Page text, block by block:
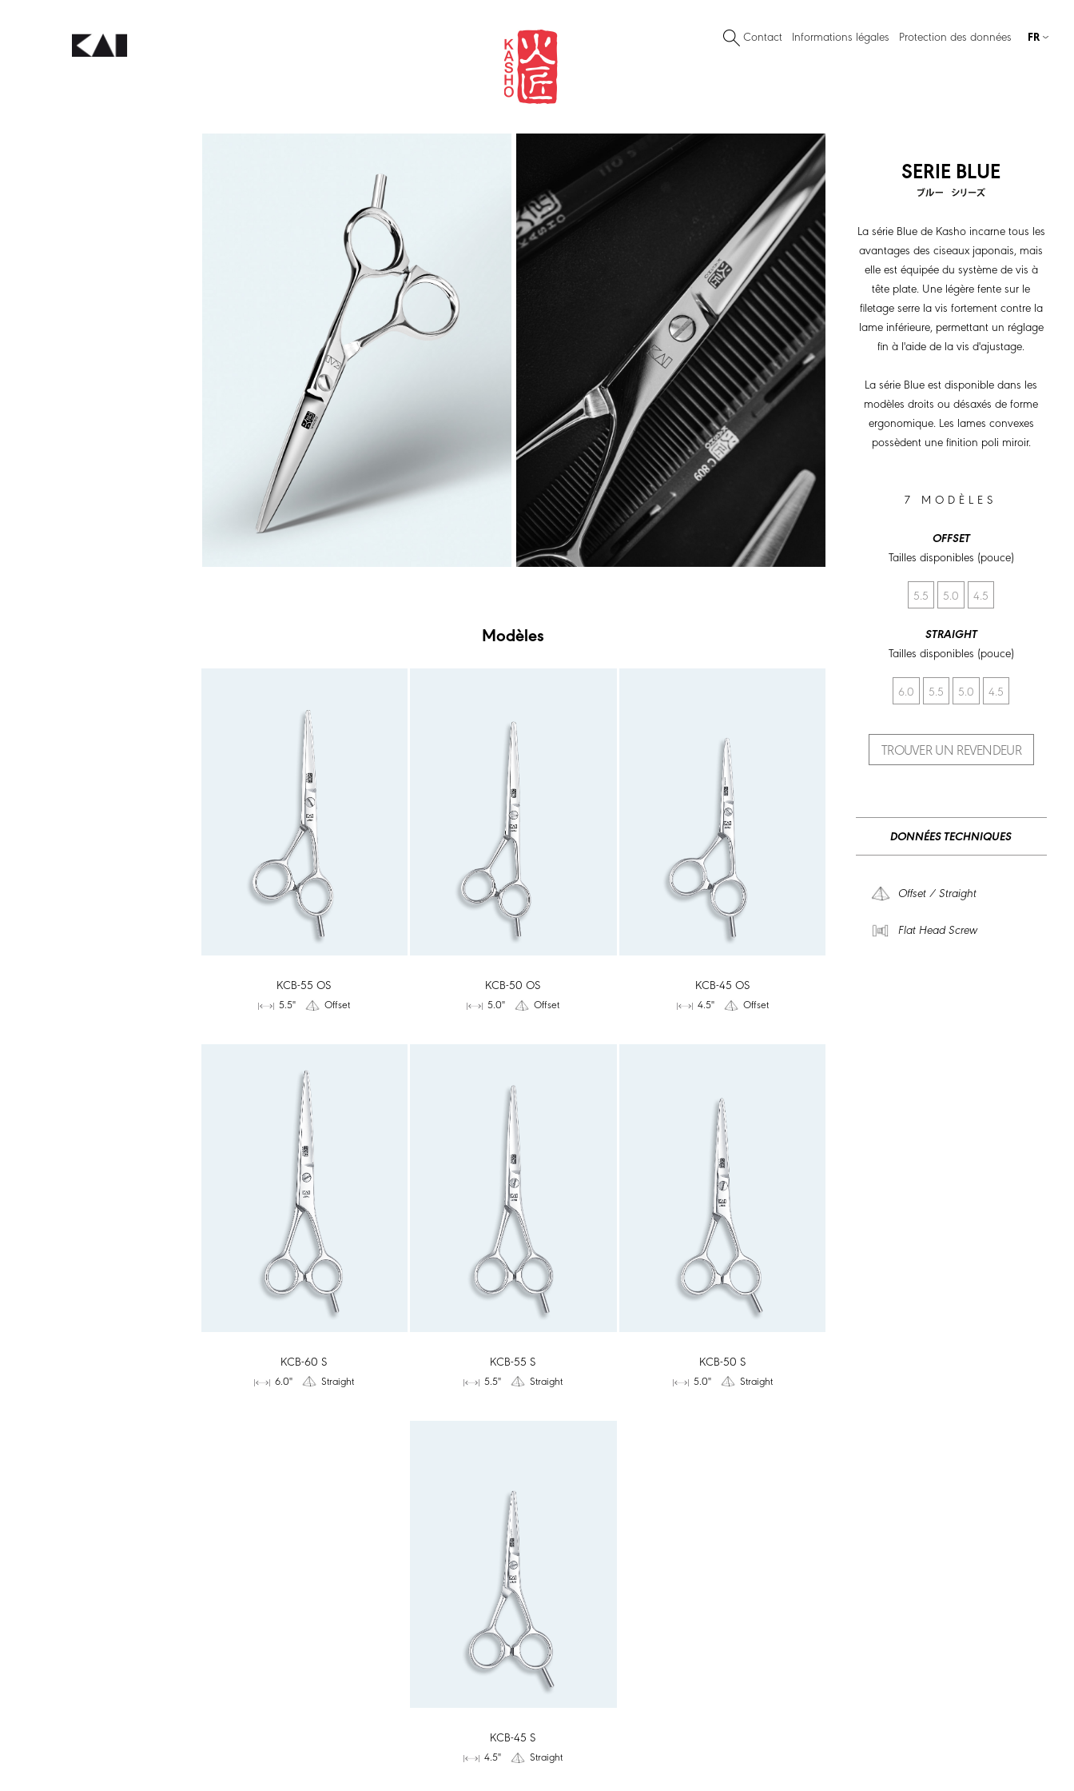
Contact Informations légales Protection des données FR
SERIE BLUE
La série Blue de Kasho incarne tous les
avantages des ciseaux japonais, mais
elle est équipée du système de vis à
tête plate. Une légère fente sur le
filetage serre la vis fortement contre la
lame inférieure, permettant un réglage
fin à l'aide de la vis d'ajustage.
La série Blue est disponible dans les
modèles droits ou désaxés de forme
ergonomique. Les lames convexes
possèdent une finition poli miroir.
7 MODÈLES
OFFSET
Tailles disponibles (pouce)
5.5 5.0 4.5
STRAIGHT
Tailles disponibles (pouce)
6.0 5.5 5.0 4.5
TROUVER UN REVENDEUR
DONNÉES TECHNIQUES
Offset / Straight
Flat Head Screw
Modèles
KCB-55 OS
5.5" Offset
KCB-50 OS
5.0" Offset
KCB-45 OS
4.5" Offset
KCB-60 S
6.0" Straight
KCB-55 S
5.5" Straight
KCB-50 S
5.0" Straight
KCB-45 S
4.5" Straight